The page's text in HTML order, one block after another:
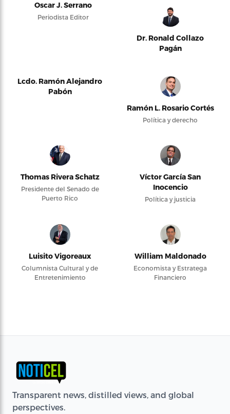
Oscar J. Serrano
Periodista Editor
Dr. Ronald Collazo
Pagán
Lcdo. Ramón Alejandro
Pabón
Ramón L. Rosario Cortés
Política y derecho
Thomas Rivera Schatz
Presidente del Senado de
Puerto Rico
Víctor García San
Inocencio
Política y justicia
Luisito Vigoreaux
Columnista Cultural y de
Entretenimiento
William Maldonado
Economista y Estratega
Financiero
Transparent news, distilled views, and global
perspectives.